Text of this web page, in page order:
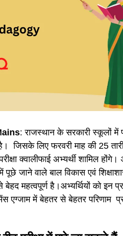
: राजस्थान के सरकारी स्कूलों में
है। जिसके लिए फरवरी माह की 25
क्वालीफाई अभ्यर्थी शामिल
में पूछे जाने वाले बाल विकास एवं
महत्वपूर्ण है।अभ्यर्थियों को इन
में बेहतर से बेहतर परिणाम